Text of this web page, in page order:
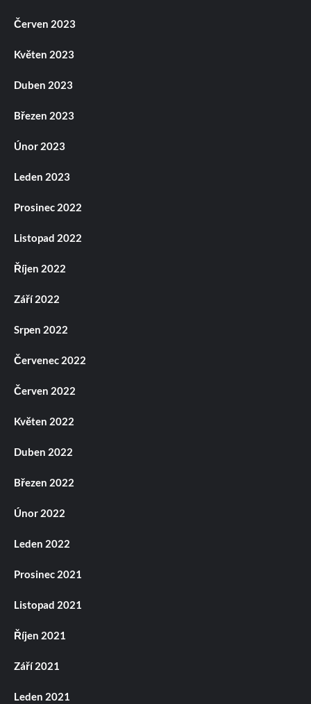
Červen 2023
Květen 2023
Duben 2023
Březen 2023
Únor 2023
Leden 2023
Prosinec 2022
Listopad 2022
Říjen 2022
Září 2022
Srpen 2022
Červenec 2022
Červen 2022
Květen 2022
Duben 2022
Březen 2022
Únor 2022
Leden 2022
Prosinec 2021
Listopad 2021
Říjen 2021
Září 2021
Leden 2021